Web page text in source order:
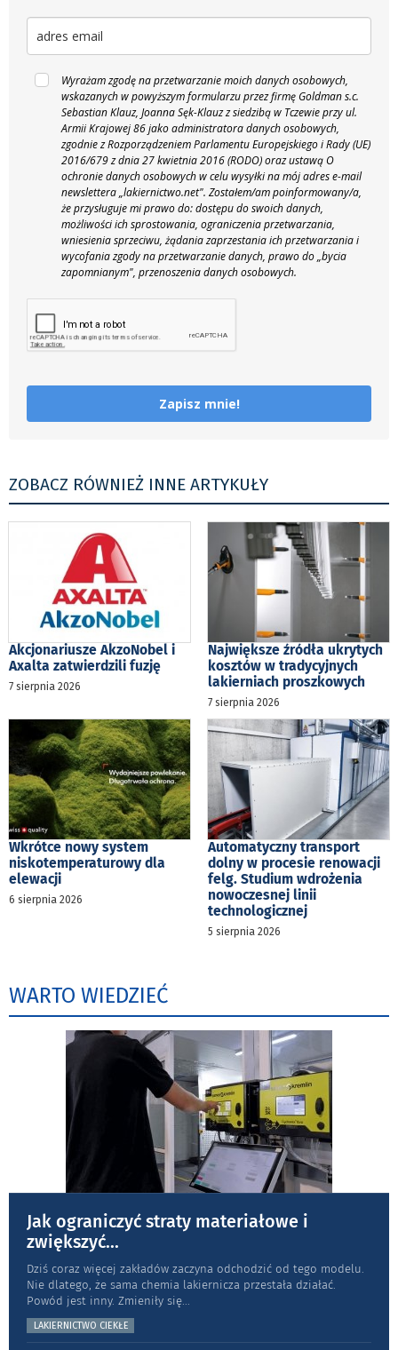
Wyrażam zgodę na przetwarzanie moich danych osobowych,
wskazanych w powyższym formularzu przez firmę Goldman s.c.
Sebastian Klauz, Joanna Sęk-Klauz z siedzibą w Tczewie przy ul.
Armii Krajowej 86 jako administratora danych osobowych,
zgodnie z Rozporządzeniem Parlamentu Europejskiego i Rady (UE)
2016/679 z dnia 27 kwietnia 2016 (RODO) oraz ustawą O
ochronie danych osobowych w celu wysyłki na mój adres e-mail
newslettera „lakiernictwo.net". Zostałem/am poinformowany/a,
że przysługuje mi prawo do: dostępu do swoich danych,
możliwości ich sprostowania, ograniczenia przetwarzania,
wniesienia sprzeciwu, żądania zaprzestania ich przetwarzania i
wycofania zgody na przetwarzanie danych, prawo do „bycia
zapomnianym", przenoszenia danych osobowych.
Zapisz mnie!
ZOBACZ RÓWNIEŻ INNE ARTYKUŁY
Akcjonariusze AkzoNobel i
Axalta zatwierdzili fuzję
7 sierpnia 2026
Największe źródła ukrytych
kosztów w tradycyjnych
lakierniach proszkowych
7 sierpnia 2026
Wkrótce nowy system
niskotemperaturowy dla
elewacji
6 sierpnia 2026
Automatyczny transport
dolny w procesie renowacji
felg. Studium wdrożenia
nowoczesnej linii
technologicznej
5 sierpnia 2026
WARTO WIEDZIEĆ
Jak ograniczyć straty materiałowe i
zwiększyć...
Dziś coraz więcej zakładów zaczyna odchodzić od tego modelu.
Nie dlatego, że sama chemia lakiernicza przestała działać.
Powód jest inny. Zmieniły się...
LAKIERNICTWO CIEKŁE